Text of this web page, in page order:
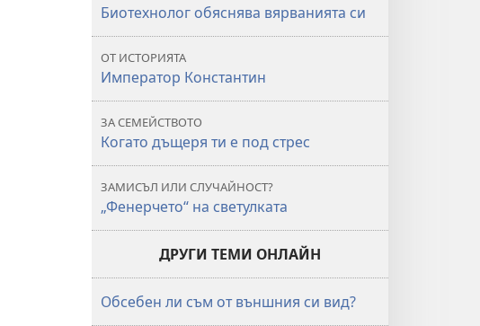
Биотехнолог обяснява вярванията си
ОТ ИСТОРИЯТА
Император Константин
ЗА СЕМЕЙСТВОТО
Когато дъщеря ти е под стрес
ЗАМИСЪЛ ИЛИ СЛУЧАЙНОСТ?
„Фенерчето“ на светулката
ДРУГИ ТЕМИ ОНЛАЙН
Обсебен ли съм от външния си вид?